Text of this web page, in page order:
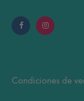
Condiciones de